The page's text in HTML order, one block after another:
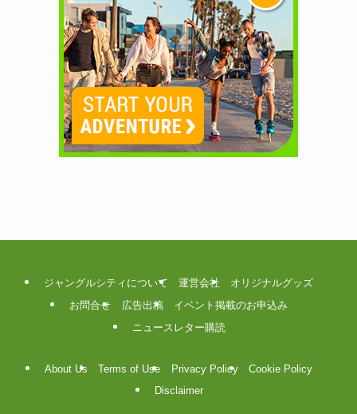
ジャングルシティについて 運営会社
オリジナルグッズ
お問合せ
広告出稿
イベント掲載のお申込み
ニュースレター購読
About Us Terms of Use Privacy Policy
Cookie Policy
Disclaimer